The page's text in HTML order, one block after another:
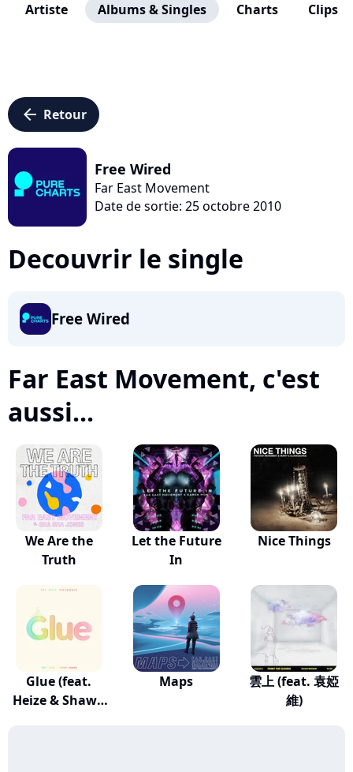
Artiste Albums & Singles Charts Clips
arrow_left Retour
Free Wired
Far East Movement
Date de sortie: 25 octobre 2010
Decouvrir le single
Free Wired
Far East Movement, c'est
aussi...
We Are the
Truth
Let the Future
In
Nice Things
Glue (feat.
Heize & Shawn
Maps
雲上 (feat. 袁婭
維)